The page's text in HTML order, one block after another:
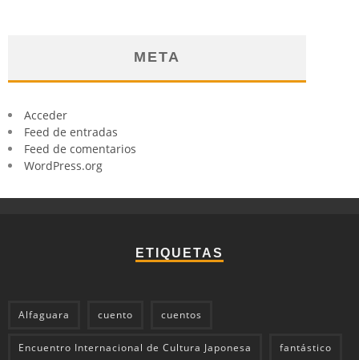
META
Acceder
Feed de entradas
Feed de comentarios
WordPress.org
ETIQUETAS
Alfaguara cuento cuentos
Encuentro Internacional de Cultura Japonesa fantástico